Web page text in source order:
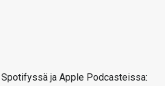
ja Apple Podcasteissa: